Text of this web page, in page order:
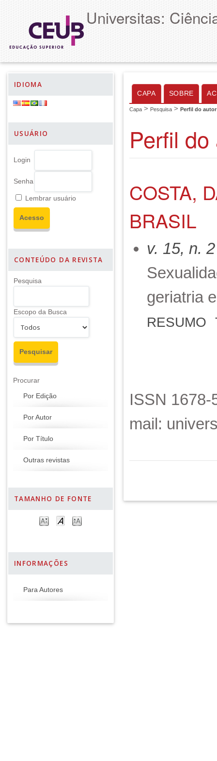
Universitas:
IDIOMA
USUÁRIO
Login
Senha
Lembrar usuário
CONTEÚDO DA REVISTA
Pesquisa
Escopo da Busca
Procurar
Por Edição
Por Autor
Por Título
Outras revistas
TAMANHO DE FONTE
INFORMAÇÕES
Para Autores
CAPA SOBRE
Capa > Pesquisa > Perfil do autor
Perfil
COSTA,
BRASIL
v. 15, n.
geriatria
RESUMO
ISSN
mail: